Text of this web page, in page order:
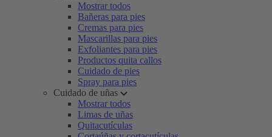
Mostrar todos
Bañeras para pies
Cremas para pies
Mascarillas para pies
Exfoliantes para pies
Productos quita callos
Cuidado de pies
Spray para pies
Cuidado de uñas
Mostrar todos
Limas de uñas
Quitacutículas